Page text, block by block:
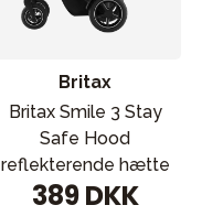
Britax
Britax Smile 3 Stay
Safe Hood
reflekterende hætte
389 DKK